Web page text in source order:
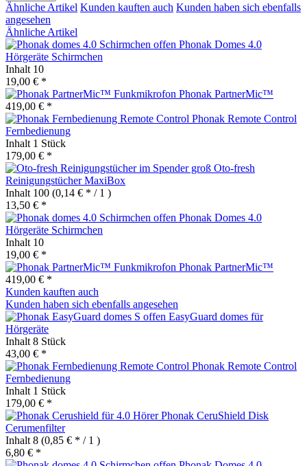
Ähnliche Artikel Kunden kauften auch Kunden haben sich ebenfalls
angesehen
Ähnliche Artikel
Phonak Domes 4.0
Hörgeräte Schirmchen
Inhalt 10
19,00 € *
Phonak PartnerMic™
419,00 € *
Phonak Remote Control
Fernbedienung
Inhalt 1 Stück
179,00 € *
Oto-fresh
Reinigungstücher MaxiBox
Inhalt 100 (0,14 € * / 1 )
13,50 € *
Phonak Domes 4.0
Hörgeräte Schirmchen
Inhalt 10
19,00 € *
Phonak PartnerMic™
419,00 € *
Kunden kauften auch
Kunden haben sich ebenfalls angesehen
EasyGuard domes für
Hörgeräte
Inhalt 8 Stück
43,00 € *
Phonak Remote Control
Fernbedienung
Inhalt 1 Stück
179,00 € *
Phonak CeruShield Disk
Cerumenfilter
Inhalt 8 (0,85 € * / 1 )
6,80 € *